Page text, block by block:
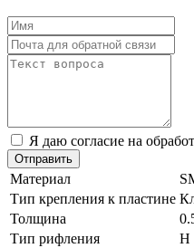
Я даю согласие на
Отправить
Материал
Тип крепления к пластине
Толщина
Тип рифления
H